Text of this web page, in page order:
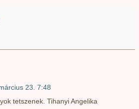
23. 7:48
tetszenek. Tihanyi Angelika